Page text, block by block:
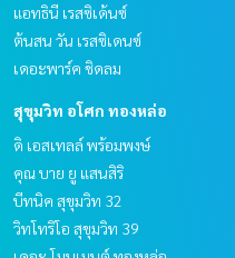
แอทธินี เรสซิเด้นซ์
ต้นสน วัน เรสซิเดนซ์
เดอะพาร์ค ชิดลม
สุขุมวิท อโศก ทองหล่อ
ดิ เอสเทลล์ พร้อมพงษ์
คุณ บาย ยู แสนสิริ
บีทนิค สุขุมวิท 32
วิทโทริโอ สุขุมวิท 39